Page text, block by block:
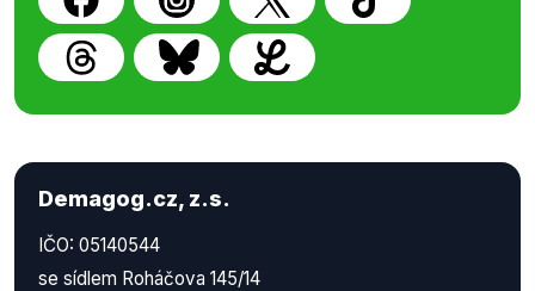
Demagog.cz, z.s.
IČO: 05140544
se sídlem Roháčova 145/14